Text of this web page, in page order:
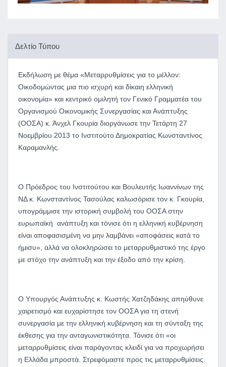
Δελτίο Τύπου
Εκδήλωση με θέμα «Μεταρρυθμίσεις για το μέλλον:
Οικοδομώντας μια πιο ισχυρή και δίκαιη ελληνική
οικονομία» και κεντρικό ομιλητή τον Γενικό Γραμματέα του
Οργανισμού Οικονομικής Συνεργασίας και Ανάπτυξης
(ΟΟΣΑ) κ. Άνχελ Γκουρία διοργάνωσε την Τετάρτη 27
Νοεμβρίου 2013 το Ινστιτούτο Δημοκρατίας Κωνσταντίνος
Καραμανλής.
Ο Πρόεδρος του Ινστιτούτου και Βουλευτής Ιωαννίνων της
ΝΔ κ. Κωνσταντίνος Τασούλας καλωσόρισε τον κ. Γκουρία,
υπογράμμισε την ιστορική συμβολή του ΟΟΣΑ στην
ευρωπαϊκή ανάπτυξη και τόνισε ότι η ελληνική κυβέρνηση
είναι αποφασισμένη να μην λαμβάνει «αποφάσεις κατά το
ήμισυ», αλλά να ολοκληρώσει το μεταρρυθμιστικό της έργο
με στόχο την ανάπτυξη και την έξοδο από την κρίση.
Ο Υπουργός Ανάπτυξης κ. Κωστής Χατζηδάκης απηύθυνε
χαιρετισμό και ευχαρίστησε τον ΟΟΣΑ για τη στενή
συνεργασία με την ελληνική κυβέρνηση και τη σύνταξη της
έκθεσης για την ανταγωνιστικότητα. Τόνισε ότι «οι
μεταρρυθμίσεις είναι παράγοντας κλειδί για να προχωρήσει
η Ελλάδα μπροστά. Στρεφόμαστε προς τις μεταρρυθμίσεις.